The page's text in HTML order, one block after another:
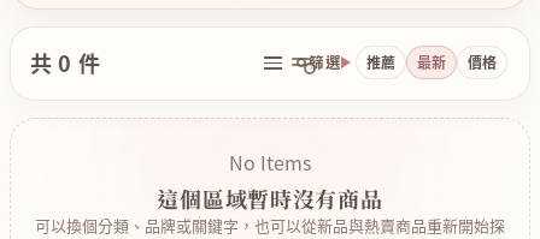
共 0 件 篩選 推薦 最新 價格
No Items
這個區域暫時沒有商品
可以換個分類、品牌或關鍵字，也可以從新品與熱賣商品重新開始探